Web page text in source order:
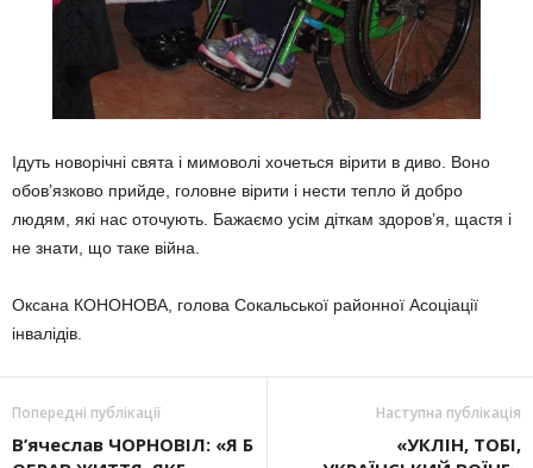
Ідуть новорічні свята і мимоволі хочеться вірити в диво. Воно
обов’язково прийде, головне вірити і нести тепло й добро
людям, які нас оточують. Бажаємо усім діткам здоров’я, щастя і
не знати, що таке війна.
Оксана КОНОНОВА, голова Сокальської районної Асоціації
інвалідів.
Попередні публікації
В’ячеслав ЧОРНОВІЛ: «Я Б
Наступна публікація
«УКЛІН, ТОБІ,